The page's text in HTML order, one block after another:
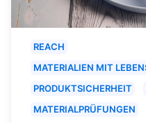
REACH
MATERIALIEN MIT
PRODUKTSICHERHEIT
MATERIALPRÜFUNGEN